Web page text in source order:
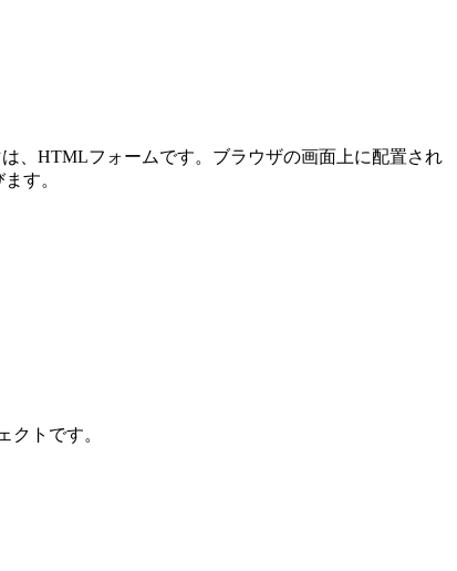
、HTMLフォームです。ブラウザの画面上に配置され
す。
クトです。